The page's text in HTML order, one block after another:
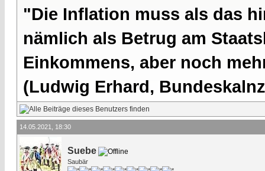
"Die Inflation muss als das
nämlich als Betrug am
Einkommens, aber noch
(Ludwig Erhard,
14.05.2021, 18:30
Suebe
Saubär